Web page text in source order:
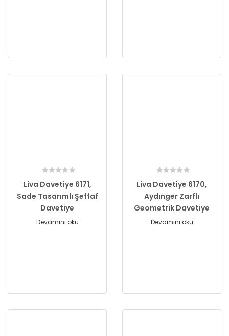
Liva Davetiye 6171,
Sade Tasarımlı Şeffaf
Davetiye
Devamını oku
Liva Davetiye 6170,
Aydınger Zarflı
Geometrik Davetiye
Devamını oku